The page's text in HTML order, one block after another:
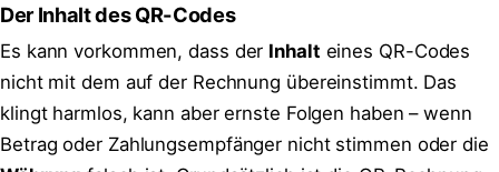
Der Inhalt des QR-Codes
Es kann vorkommen, dass der Inhalt eines QR-Codes
nicht mit dem auf der Rechnung übereinstimmt. Das
klingt harmlos, kann aber ernste Folgen haben – wenn
Betrag oder Zahlungsempfänger nicht stimmen oder die